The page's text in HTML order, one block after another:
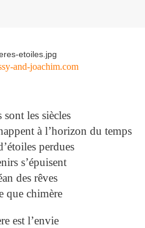
and-joachim.com
sont les siècles
à l’horizon du temps
perdues
s’épuisent
des rêves
que chimère
est l’envie